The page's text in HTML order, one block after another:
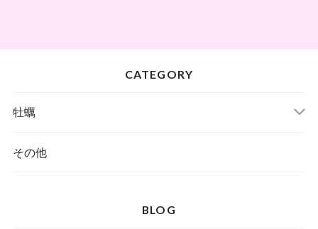
CATEGORY
牡蠣
殻付き牡蠣
その他
BLOG